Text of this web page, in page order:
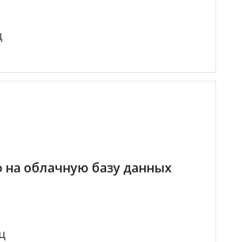
облачную базу данных